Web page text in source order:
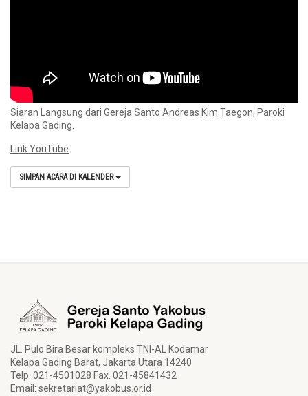
Siaran Langsung dari Gereja Santo Andreas Kim Taegon, Paroki
Kelapa Gading.
Link YouTube
SIMPAN ACARA DI KALENDER
JL. Pulo Bira Besar kompleks TNI-AL Kodamar
Kelapa Gading Barat, Jakarta Utara 14240
Telp. 021-4501028 Fax. 021-45841432
Email: sekretariat@yakobus.or.id